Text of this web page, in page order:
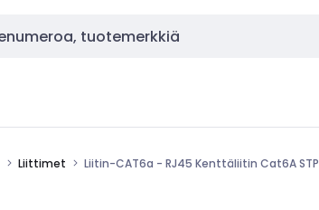
Liittimet Liitin-CAT6a - RJ45 Kenttäliitin Cat6A STP